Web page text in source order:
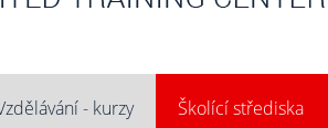
- kurzy Školící střediska